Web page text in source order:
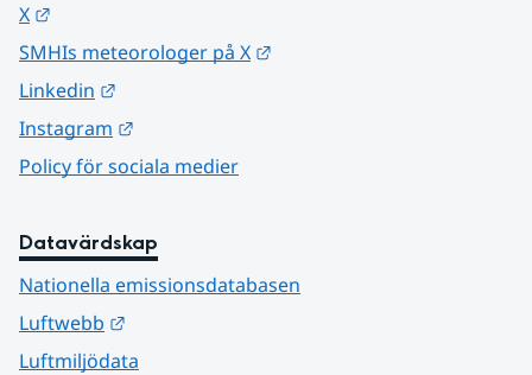
X
SMHIs meteorologer på X
Linkedin
Instagram
Policy för sociala medier
Datavärdskap
Nationella emissionsdatabasen
Luftwebb
Luftmiljödata